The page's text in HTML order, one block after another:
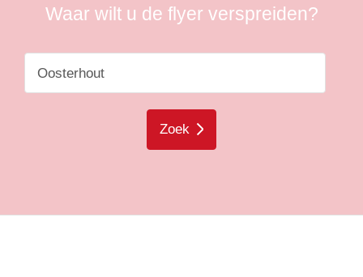
Waar wilt u de flyer verspreiden?
Zoek